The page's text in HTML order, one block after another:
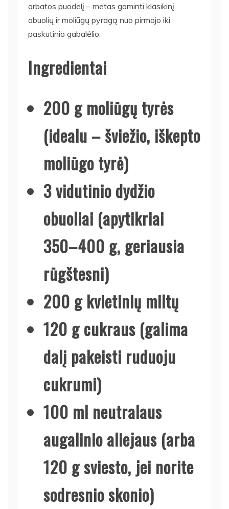
arbatos puodelį – metas gaminti klasikinį
obuolių ir moliūgų pyragą nuo pirmojo iki
paskutinio gabalėlio.
Ingredientai
200 g moliūgų tyrės
(idealu – šviežio, iškepto
moliūgo tyrė)
3 vidutinio dydžio
obuoliai (apytikriai
350–400 g, geriausia
rūgštesni)
200 g kvietinių miltų
120 g cukraus (galima
dalį pakeisti ruduoju
cukrumi)
100 ml neutralaus
augalinio aliejaus (arba
120 g sviesto, jei norite
sodresnio skonio)